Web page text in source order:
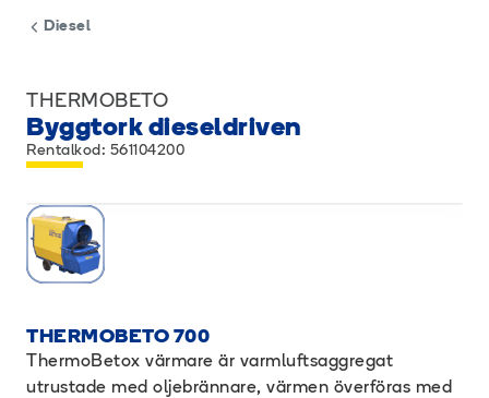
Diesel
THERMOBETO
Byggtork dieseldriven
Rentalkod: 561104200
THERMOBETO 700
ThermoBetox värmare är varmluftsaggregat
utrustade med oljebrännare, värmen överföras med